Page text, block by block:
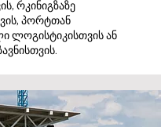
რკინიგზაზე
პორტთან
ლოგისტიკისთვის ან